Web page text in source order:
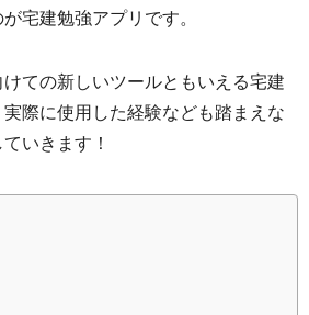
宅建勉強アプリです。
ての新しいツールともいえる宅建
際に使用した経験なども踏まえな
いきます！